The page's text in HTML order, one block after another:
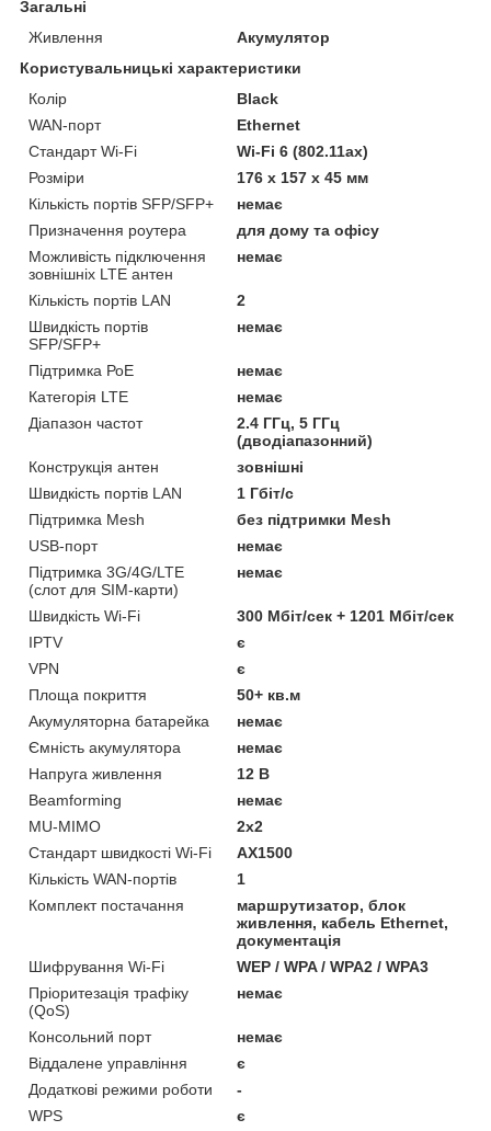
Загальні
Живлення
Акумулятор
Користувальницькі характеристики
Колір
Black
WAN-порт
Ethernet
Стандарт Wi-Fi
Wi-Fi 6 (802.11ax)
Розміри
176 х 157 х 45 мм
Кількість портів SFP/SFP+
немає
Призначення роутера
для дому та офісу
Можливість підключення
зовнішніх LTE антен
немає
Кількість портів LAN
2
Швидкість портів
SFP/SFP+
немає
Підтримка РоЕ
немає
Категорія LTE
немає
Діапазон частот
2.4 ГГц, 5 ГГц
(дводіапазонний)
Конструкція антен
зовнішні
Швидкість портів LAN
1 Гбіт/с
Підтримка Mesh
без підтримки Mesh
USB-порт
немає
Підтримка 3G/4G/LTE
(cлот для SIM-карти)
немає
Швидкість Wi-Fi
300 Мбіт/сек + 1201 Мбіт/сек
IPTV
є
VPN
є
Площа покриття
50+ кв.м
Акумуляторна батарейка
немає
Ємність акумулятора
немає
Напруга живлення
12 В
Beamforming
немає
MU-MIMO
2х2
Стандарт швидкості Wi-Fi
AX1500
Кількість WAN-портів
1
Комплект постачання
маршрутизатор, блок
живлення, кабель Ethernet,
документація
Шифрування Wi-Fi
WEP / WPA / WPA2 / WPA3
Пріоритезація трафіку
(QoS)
немає
Консольний порт
немає
Віддалене управління
є
Додаткові режими роботи
-
WPS
є